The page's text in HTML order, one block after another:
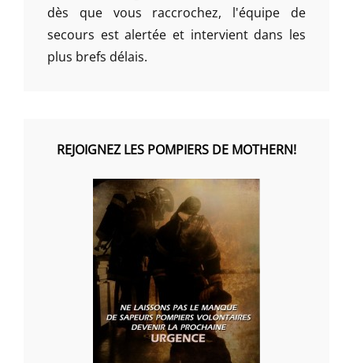
dès que vous raccrochez, l'équipe de
secours est alertée et intervient dans les
plus brefs délais.
REJOIGNEZ LES POMPIERS DE MOTHERN!